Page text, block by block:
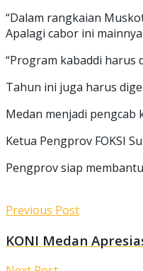
“Dalam rangkaian
Apalagi cabor ini
“Program kabaddi
Tahun ini juga harus
Medan menjadi pengcab
Ketua Pengprov FOKSI
Pengprov siap
Previous Post
KONI Medan